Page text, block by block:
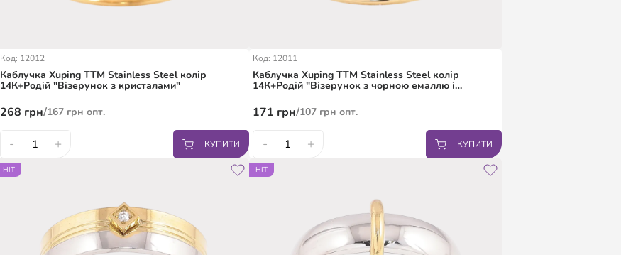
Код: 12012
Каблучка Xuping TTM Stainless Steel колір
14К+Родій "Візерунок з кристалами"
268 грн/167грн опт.
- + КУПИТИ
17
Код: 12011
Каблучка Xuping TTM Stainless Steel колір
14К+Родій "Візерунок з чорною емаллю і
171 грн/107 грн опт.
- + КУПИТИ
17.5
HIT HIT